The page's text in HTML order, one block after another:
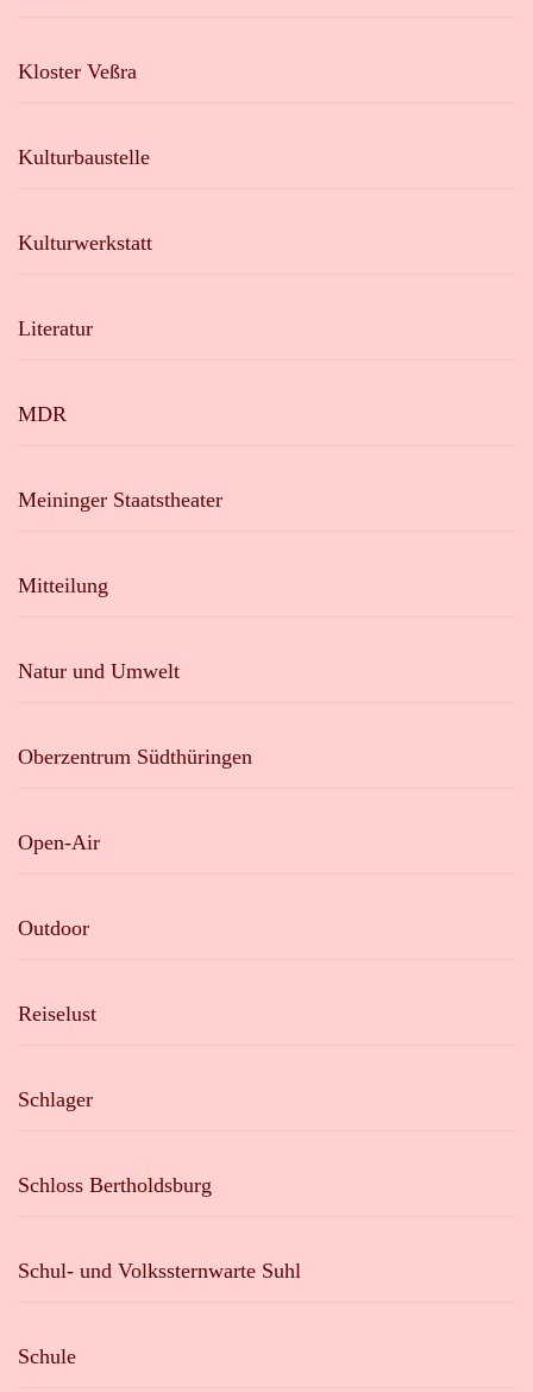
Kloster Veßra
Kulturbaustelle
Kulturwerkstatt
Literatur
MDR
Meininger Staatstheater
Mitteilung
Natur und Umwelt
Oberzentrum Südthüringen
Open-Air
Outdoor
Reiselust
Schlager
Schloss Bertholdsburg
Schul- und Volkssternwarte Suhl
Schule